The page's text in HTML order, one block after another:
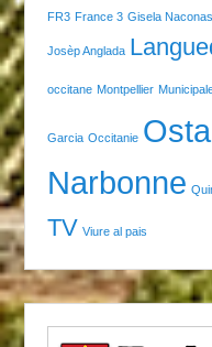
FR3 France 3 Gisela
Josèp Anglada
occitane Montpellier
Garcia Occitanie
Narbonne
TV Viure al pais